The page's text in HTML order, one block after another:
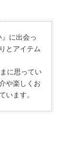
に出会っ
とアイテム
に思ってい
や楽しくお
います。